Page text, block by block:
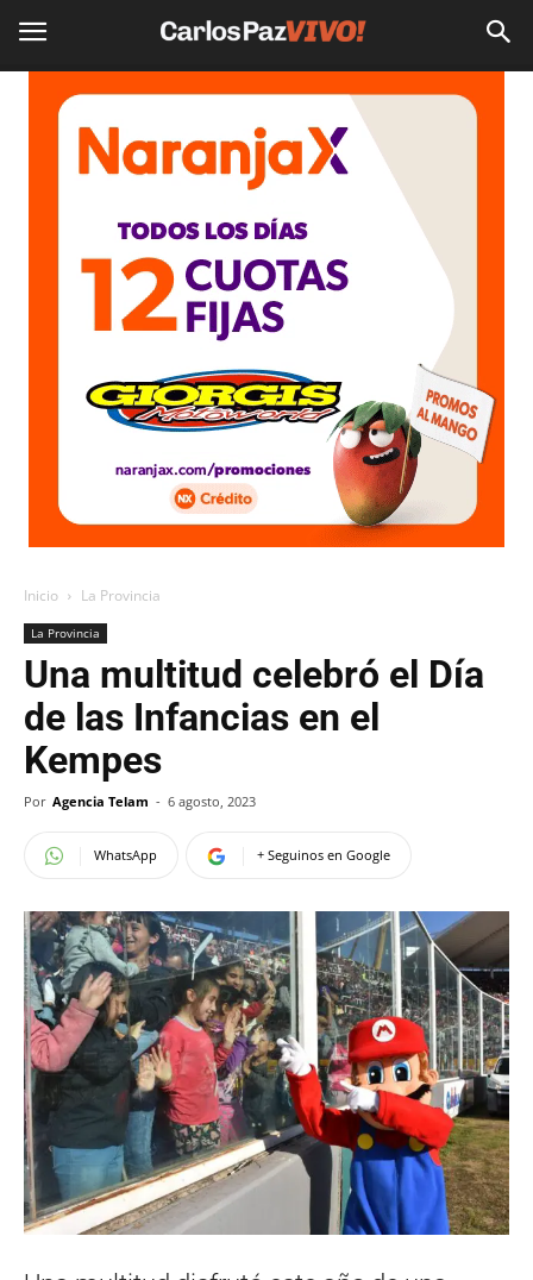
Inicio La Provincia
La Provincia
Una multitud celebró el Día
de las Infancias en el
Kempes
Por Agencia Telam - 6 agosto, 2023
WhatsApp + Seguinos en Google